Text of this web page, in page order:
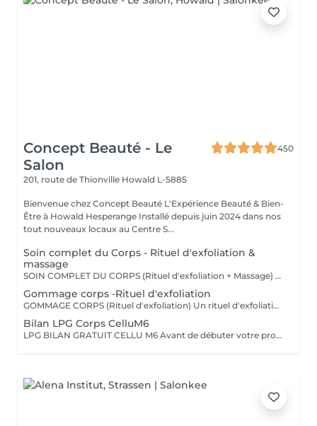
Concept Beauté - Le
Salon
450
201, route de Thionville Howald L-5885
Bienvenue chez Concept Beauté L'Expérience Beauté & Bien-
Être à Howald Hesperange Installé depuis juin 2024 dans nos
tout nouveaux locaux au Centre S...
Soin complet du Corps - Rituel d'exfoliation &
massage
SOIN COMPLET DU CORPS (Rituel d'exfoliation + Massage) Un soin divin combinant un gommage doux et un massage relaxant pour une peau sublimée et un corps détendu. L'exfoliation, réalisée avec le Body Strategist Scrub de Comfort Zone, élimine les cellules mortes, affine le grain de peau et prépare à l'absorption des actifs hydratants. Le massage qui suit nourrit et apaise la peau grâce aux textures veloutées et aux actifs régénérants des huiles de soin Comfort Zone, pour une sensation de bien-être absolu.
Gommage corps -Rituel d'exfoliation
GOMMAGE CORPS (Rituel d'exfoliation) Un rituel d'exfoliation délicat qui débarrasse la peau des impuretés et cellules mortes pour la laisser incroyablement douce et lumineuse. Nous utilisons le Body Strategist Scrub de Comfort Zone, un gommage aux particules naturelles qui stimule la microcirculation et révèle l'éclat de votre peau. Idéal avant un massage, un soin hydratant ou pour préparer la peau au bronzage.
Bilan LPG Corps CelluM6
LPG BILAN GRATUIT CELLU M6 Avant de débuter votre programme LPG, nous vous offrons un bilan personnalisé. Cette séance permet d'analyser votre peau, d'évaluer vos besoins et de définir ensemble le protocole le plus adapté à vos objectifs (fermeté, cellulite, drainage, remodelage). Grâce à la technologie brevetée LPG Endermologie, nous vous conseillons un programme sur-mesure pour optimiser vos résultats dès la première séance. Un accompagnement exclusif : En plus de votre programme LPG, bénéficiez des conseils d'une professionnelle, coach en nutrition et bien-être, pour des résultats optimisés et durables. Un suivi global pour retrouver une silhouette harmonieuse et une meilleure vitalité ! Le Lipomassage est une technique issu de l'endermologie ,c'est la solution aux problèmes de cellulite, de graisses localisées et de relachement cutané. Cellu M6 combine trois efets majeurs: - Le destockage : il active la lipolyse et stimule les adipocytes déclenchant la libération des graisses - Le raffermissement : il stimule les fibroblastes pour générer collagène et élastine - Le rescultage : il décloisonne les amas graisseux et agit sur les septas ( aspect capitons )